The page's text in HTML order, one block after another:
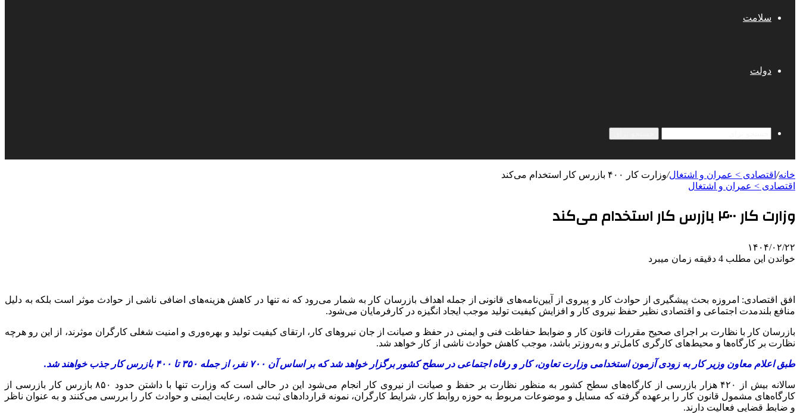
سلامت
دولت
خانه/ اقتصادی > عمران و اشتغال/وزارت کار ۴۰۰ بازرس کار استخدام می‌کند
اقتصادی > عمران و اشتغال
وزارت کار ۴۰۰ بازرس کار استخدام می‌کند
۱۴۰۴/۰۲/۲۲
خواندن این مطلب 4 دقیقه زمان میبرد
افق اقتصادی: امروزه بحث پیشگیری از حوادث کار و پیروی از آیین‌نامه‌های قانونی از جمله اهداف بازرسان کار به شمار می‌رود که نه تنها در کاهش هزینه‌های اضافی ناشی از حوادث موثر است بلکه به دلیل
منافع بلندمدت اجتماعی و اقتصادی نظیر حفظ نیروی کار و افزایش کیفیت تولید موجب ایجاد انگیزه در کارفرمایان می‌شود.
بازرسان کار با نظارت بر اجرای صحیح مقررات قانون کار و ضوابط حفاظت فنی و ایمنی در حفظ و صیانت از جان نیروهای کار، ارتقای کیفیت تولید و بهره‌وری و امنیت شغلی کارگران موثرند، از این رو هرچه
نظارت بر کارگاه‌ها و محیط‌های کارگری کامل‌تر و به‌روزتر باشد، موجب کاهش حوادث ناشی از کار خواهد شد.
طبق اعلام معاون وزیر کار به زودی آزمون استخدامی وزارت تعاون، کار و رفاه اجتماعی در سطح کشور برگزار خواهد شد که بر اساس آن ۷۰۰ نفر، از جمله ۳۵۰ تا ۴۰۰ بازرس کار جذب خواهند شد.
سالانه بیش از ۴۲۰ هزار بازرسی از کارگاه‌های سطح کشور به منظور نظارت بر حفظ و صیانت از نیروی کار انجام می‌شود این در حالی است که وزارت تنها با داشتن حدود ۸۵۰ بازرس کار بازرسی از
کارگاه‌های مشمول قانون کار را برعهده گرفته که مسایل و موضوعات مربوط به حوزه روابط کار، شرایط کارگران،‌ نمونه قراردادهای ثبت شده،‌ رعایت ایمنی و حوادث کار را بررسی می‌کنند و به عنوان ناظر
و ضابط قضایی فعالیت دارند.